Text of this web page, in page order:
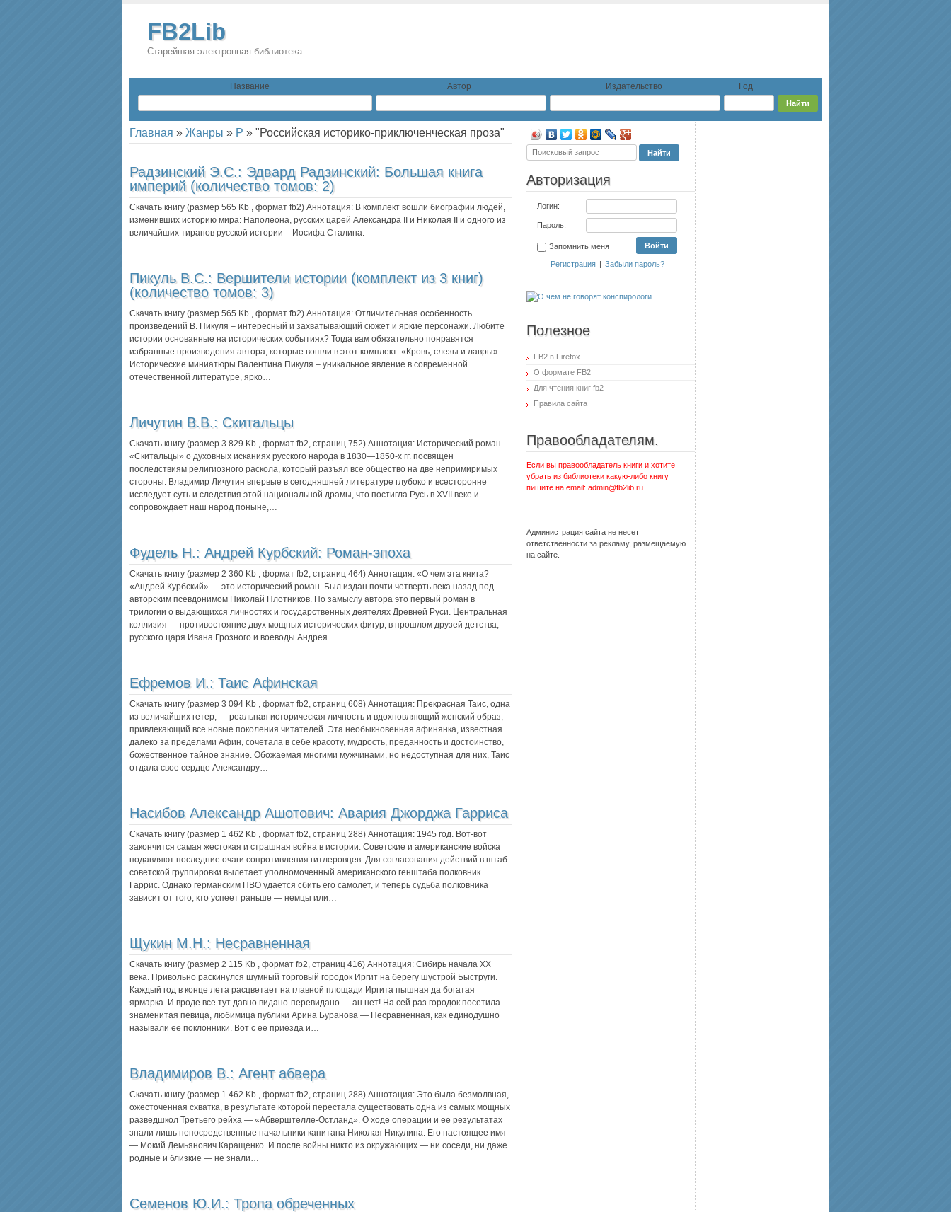
FB2Lib
Старейшая электронная библиотека
Название Автор Издательство Год
Главная » Жанры » Р » "Российская историко-приключенческая проза"
Радзинский Э.С.: Эдвард Радзинский: Большая книга
империй (количество томов: 2)
Скачать книгу (размер 565 Kb , формат fb2) Аннотация: В комплект вошли биографии людей,
изменивших историю мира: Наполеона, русских царей Александра II и Николая II и одного из
величайших тиранов русской истории – Иосифа Сталина.
Пикуль В.С.: Вершители истории (комплект из 3 книг)
(количество томов: 3)
Скачать книгу (размер 565 Kb , формат fb2) Аннотация: Отличительная особенность
произведений В. Пикуля – интересный и захватывающий сюжет и яркие персонажи. Любите
истории основанные на исторических событиях? Тогда вам обязательно понравятся
избранные произведения автора, которые вошли в этот комплект: «Кровь, слезы и лавры».
Исторические миниатюры Валентина Пикуля – уникальное явление в современной
отечественной литературе, ярко…
Личутин В.В.: Скитальцы
Скачать книгу (размер 3 829 Kb , формат fb2, страниц 752) Аннотация: Исторический роман
«Скитальцы» о духовных исканиях русского народа в 1830—1850‑х гг. посвящен
последствиям религиозного раскола, который разъял все общество на две непримиримых
стороны. Владимир Личутин впервые в сегодняшней литературе глубоко и всесторонне
исследует суть и следствия этой национальной драмы, что постигла Русь в XVII веке и
сопровождает наш народ поныне,…
Фудель Н.: Андрей Курбский: Роман-эпоха
Скачать книгу (размер 2 360 Kb , формат fb2, страниц 464) Аннотация: «О чем эта книга?
«Андрей Курбский» — это исторический роман. Был издан почти четверть века назад под
авторским псевдонимом Николай Плотников. По замыслу автора это первый роман в
трилогии о выдающихся личностях и государственных деятелях Древней Руси. Центральная
коллизия — противостояние двух мощных исторических фигур, в прошлом друзей детства,
русского царя Ивана Грозного и воеводы Андрея…
Ефремов И.: Таис Афинская
Скачать книгу (размер 3 094 Kb , формат fb2, страниц 608) Аннотация: Прекрасная Таис, одна
из величайших гетер, — реальная историческая личность и вдохновляющий женский образ,
привлекающий все новые поколения читателей. Эта необыкновенная афинянка, известная
далеко за пределами Афин, сочетала в себе красоту, мудрость, преданность и достоинство,
божественное тайное знание. Обожаемая многими мужчинами, но недоступная для них, Таис
отдала свое сердце Александру…
Насибов Александр Ашотович: Авария Джорджа Гарриса
Скачать книгу (размер 1 462 Kb , формат fb2, страниц 288) Аннотация: 1945 год. Вот-вот
закончится самая жестокая и страшная война в истории. Советские и американские войска
подавляют последние очаги сопротивления гитлеровцев. Для согласования действий в штаб
советской группировки вылетает уполномоченный американского генштаба полковник
Гаррис. Однако германским ПВО удается сбить его самолет, и теперь судьба полковника
зависит от того, кто успеет раньше — немцы или…
Щукин М.Н.: Несравненная
Скачать книгу (размер 2 115 Kb , формат fb2, страниц 416) Аннотация: Сибирь начала XX
века. Привольно раскинулся шумный торговый городок Иргит на берегу шустрой Быструги.
Каждый год в конце лета расцветает на главной площади Иргита пышная да богатая
ярмарка. И вроде все тут давно видано-перевидано — ан нет! На сей раз городок посетила
знаменитая певица, любимица публики Арина Буранова — Несравненная, как единодушно
называли ее поклонники. Вот с ее приезда и…
Владимиров В.: Агент абвера
Скачать книгу (размер 1 462 Kb , формат fb2, страниц 288) Аннотация: Это была безмолвная,
ожесточенная схватка, в результате которой перестала существовать одна из самых мощных
разведшкол Третьего рейха — «Абверштелле-Остланд». О ходе операции и ее результатах
знали лишь непосредственные начальники капитана Николая Никулина. Его настоящее имя
— Мокий Демьянович Каращенко. И после войны никто из окружающих — ни соседи, ни даже
родные и близкие — не знали…
Семенов Ю.И.: Тропа обреченных
Авторизация
Логин:
Пароль:
Запомнить меня
Регистрация | Забыли пароль?
Полезное
FB2 в Firefox
О формате FB2
Для чтения книг fb2
Правила сайта
Правообладателям.
Если вы правообладатель книги и хотите
убрать из библиотеки какую-либо книгу
пишите на email: admin@fb2lib.ru
Администрация сайта не несет
ответственности за рекламу, размещаемую
на сайте.